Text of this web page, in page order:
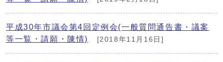
平成30年市議会第4回定例会(一般質問通告書・議案
等一覧・請願・陳情)
[2018年11月16日]